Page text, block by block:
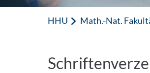
HHU Math.-Nat.